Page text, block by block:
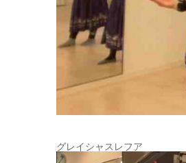
グレイシャスレフア